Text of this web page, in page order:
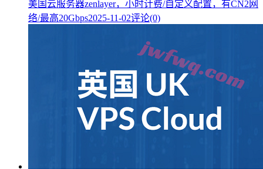
美国云服务器zenlayer，小时计费/自定义配置，有CN2网
络/最高20Gbps2025-11-02评论(0)